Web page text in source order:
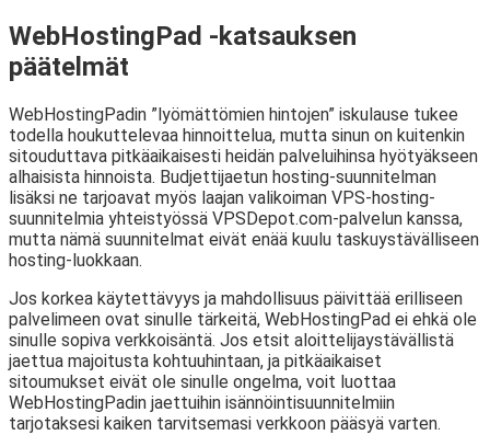
WebHostingPad -katsauksen
päätelmät
WebHostingPadin ”lyömättömien hintojen” iskulause tukee
todella houkuttelevaa hinnoittelua, mutta sinun on kuitenkin
sitouduttava pitkäaikaisesti heidän palveluihinsa hyötyäkseen
alhaisista hinnoista. Budjettijaetun hosting-suunnitelman
lisäksi ne tarjoavat myös laajan valikoiman VPS-hosting-
suunnitelmia yhteistyössä VPSDepot.com-palvelun kanssa,
mutta nämä suunnitelmat eivät enää kuulu taskuystävälliseen
hosting-luokkaan.
Jos korkea käytettävyys ja mahdollisuus päivittää erilliseen
palvelimeen ovat sinulle tärkeitä, WebHostingPad ei ehkä ole
sinulle sopiva verkkoisäntä. Jos etsit aloittelijaystävällistä
jaettua majoitusta kohtuuhintaan, ja pitkäaikaiset
sitoumukset eivät ole sinulle ongelma, voit luottaa
WebHostingPadin jaettuihin isännöintisuunnitelmiin
tarjotaksesi kaiken tarvitsemasi verkkoon pääsyä varten.